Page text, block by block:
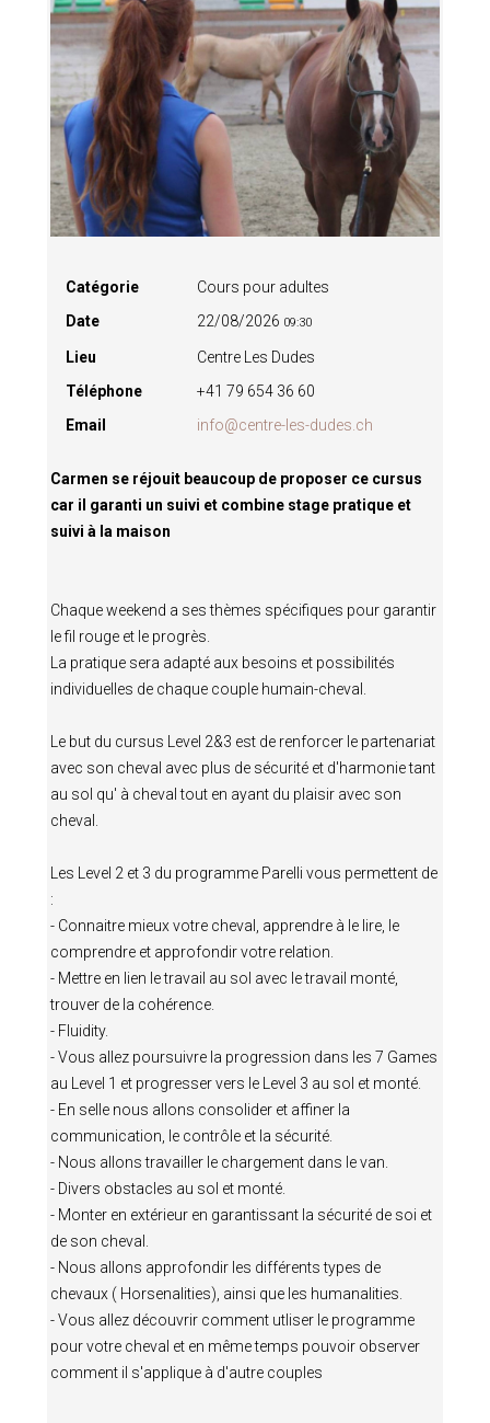
Catégorie
Cours pour adultes
Date
22/08/2026 09:30
Lieu
Centre Les Dudes
Téléphone
+41 79 654 36 60
Email
info@centre-les-dudes.ch
Carmen se réjouit beaucoup de proposer ce cursus
car il garanti un suivi et combine stage pratique et
suivi à la maison
Chaque weekend a ses thèmes spécifiques pour garantir
le fil rouge et le progrès.
La pratique sera adapté aux besoins et possibilités
individuelles de chaque couple humain-cheval.
Le but du cursus Level 2&3 est de renforcer le partenariat
avec son cheval avec plus de sécurité et d'harmonie tant
au sol qu' à cheval tout en ayant du plaisir avec son
cheval.
Les Level 2 et 3 du programme Parelli vous permettent de
:
- Connaitre mieux votre cheval, apprendre à le lire, le
comprendre et approfondir votre relation.
- Mettre en lien le travail au sol avec le travail monté,
trouver de la cohérence.
- Fluidity.
- Vous allez poursuivre la progression dans les 7 Games
au Level 1 et progresser vers le Level 3 au sol et monté.
- En selle nous allons consolider et affiner la
communication, le contrôle et la sécurité.
- Nous allons travailler le chargement dans le van.
- Divers obstacles au sol et monté.
- Monter en extérieur en garantissant la sécurité de soi et
de son cheval.
- Nous allons approfondir les différents types de
chevaux ( Horsenalities), ainsi que les humanalities.
- Vous allez découvrir comment utliser le programme
pour votre cheval et en même temps pouvoir observer
comment il s'applique à d'autre couples